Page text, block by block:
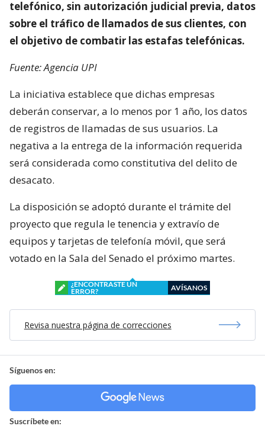
telefónico, sin autorización judicial previa, datos
sobre el tráfico de llamados de sus clientes, con
el objetivo de combatir las estafas telefónicas.
Fuente: Agencia UPI
La iniciativa establece que dichas empresas
deberán conservar, a lo menos por 1 año, los datos
de registros de llamadas de sus usuarios. La
negativa a la entrega de la información requerida
será considerada como constitutiva del delito de
desacato.
La disposición se adoptó durante el trámite del
proyecto que regula le tenencia y extravío de
equipos y tarjetas de telefonía móvil, que será
votado en la Sala del Senado el próximo martes.
¿ENCONTRASTE UN
ERROR?
AVÍSANOS
Revisa nuestra página de correcciones
Síguenos en:
Suscríbete en: